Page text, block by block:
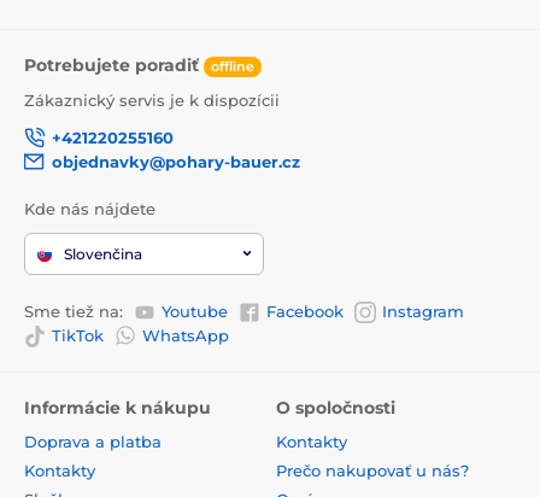
Potrebujete poradiť offline
Zákaznický servis je k dispozícii
+421220255160
objednavky@pohary-bauer.cz
Kde nás nájdete
Slovenčina
Sme tiež na: Youtube Facebook
Instagram
TikTok
WhatsApp
Informácie k nákupu
Doprava a platba
Kontakty
O spoločnosti
Kontakty
Prečo nakupovať u nás?